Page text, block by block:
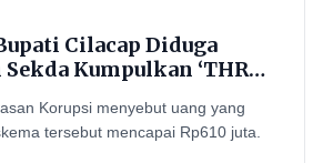
Cilacap Diduga
Kumpulkan ‘THR
Korupsi menyebut uang yang
tersebut mencapai Rp610 juta.